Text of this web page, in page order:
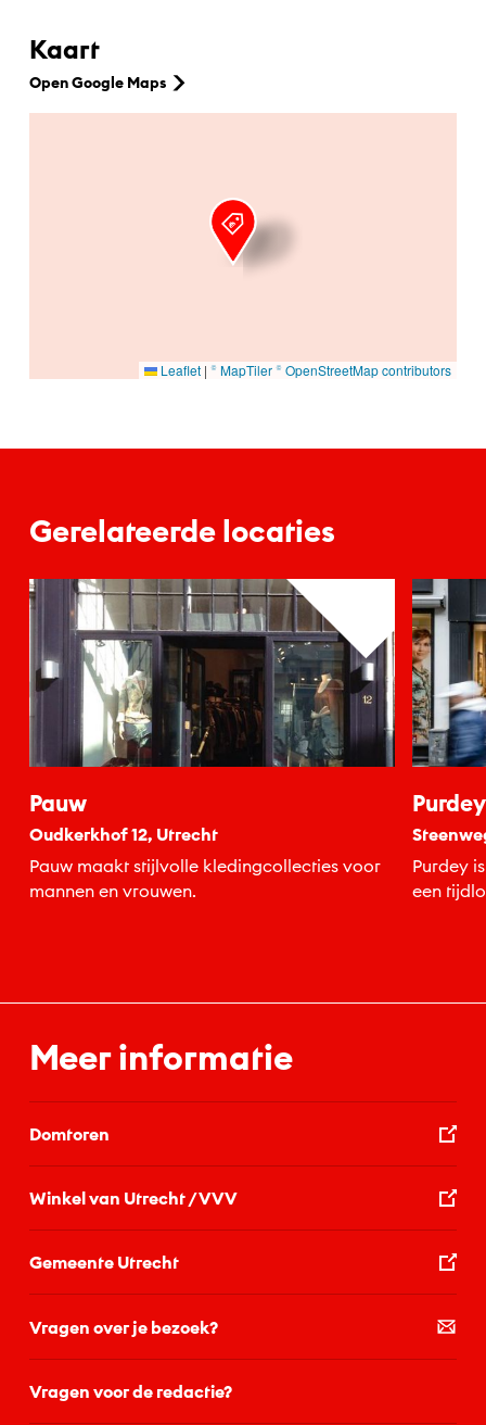
Kaart
Open Google Maps
Leaflet | © MapTiler© OpenStreetMap contributors
Gerelateerde locaties
Pauw
Oudkerkhof 12, Utrecht
Pauw maakt stijlvolle kledingcollecties voor
mannen en vrouwen.
Purdey
Purdey
een
Meer informatie
Domtoren
Winkel van Utrecht / VVV
Gemeente Utrecht
Vragen over je bezoek?
Vragen voor de redactie?